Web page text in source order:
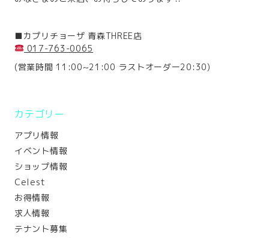
■カプリチョーザ 青森THREE店
017-763-0065
(営業時間 11:00~21:00 ラストオーダー20:30)
カテゴリー
アプリ情報
イベント情報
ショップ情報
Celest
お得情報
求人情報
テナント募集